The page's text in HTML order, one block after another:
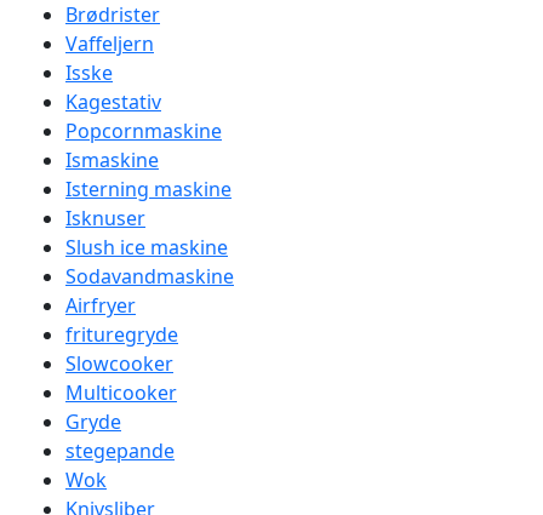
Brødrister
Vaffeljern
Isske
Kagestativ
Popcornmaskine
Ismaskine
Isterning maskine
Isknuser
Slush ice maskine
Sodavandmaskine
Airfryer
frituregryde
Slowcooker
Multicooker
Gryde
stegepande
Wok
Knivsliber